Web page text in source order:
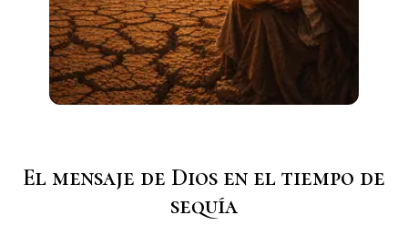
El mensaje de Dios en el tiempo de
sequía